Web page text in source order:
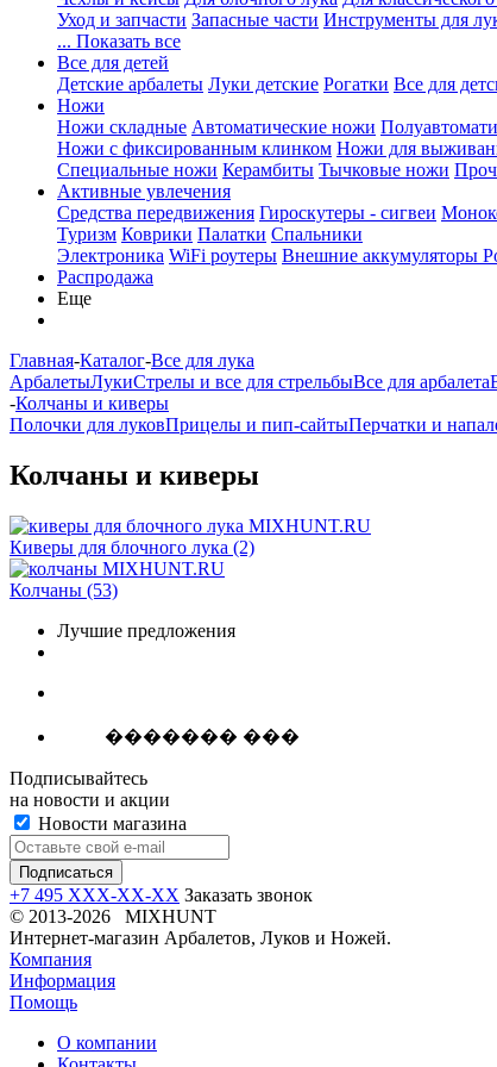
Уход и запчасти Запасные части Инструменты для
... Показать все
Все для детей
Детские арбалеты Луки детские Рогатки Все для
Ножи
Ножи складные Автоматические ножи
Ножи с фиксированным клинком Ножи для
Специальные ножи Керамбиты Тычковые ножи
Активные увлечения
Средства передвижения Гироскутеры - сигвеи
Туризм Коврики Палатки Спальники
Электроника WiFi роутеры Внешние аккумуляторы
Распродажа
Еще
Главная-Каталог-Все для лука
АрбалетыЛукиСтрелы и все для стрельбыВсе для арбалета
-Колчаны и киверы
Полочки для луковПрицелы и пип-сайтыПерчатки и
Колчаны и киверы
Киверы для блочного лука (2)
Колчаны (53)
Лучшие предложения
������� ���
Подписывайтесь
на новости и акции
Новости магазина
+7 495 XXX-XX-XX Заказать звонок
© 2013-2026 MIXHUNT
Интернет-магазин Арбалетов, Луков и Ножей.
Компания
Информация
Помощь
О компании